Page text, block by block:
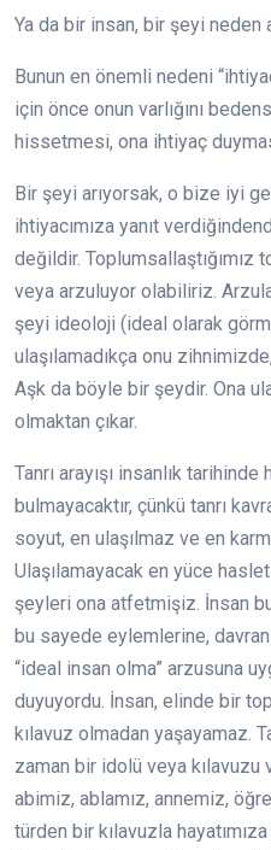
Ya da bir insan, bir şeyi neden
Bunun en önemli nedeni
için önce onun varlığını
hissetmesi, ona ihtiyaç
Bir şeyi arıyorsak, o bize iyi
ihtiyacımıza yanıt
değildir. Toplumsallaştığımız
veya arzuluyor olabiliriz.
şeyi ideoloji (ideal olarak
ulaşılamadıkça onu
Aşk da böyle bir şeydir. Ona
olmaktan çıkar.
Tanrı arayışı insanlık
bulmayacaktır, çünkü tanrı
soyut, en ulaşılmaz ve en
Ulaşılamayacak en yüce
şeyleri ona atfetmişiz. İnsan
bu sayede eylemlerine,
“ideal insan olma” arzusuna
duyuyordu. İnsan, elinde bir
kılavuz olmadan yaşayamaz.
zaman bir idolü veya kılavuzu
abimiz, ablamız, annemiz,
türden bir kılavuzla